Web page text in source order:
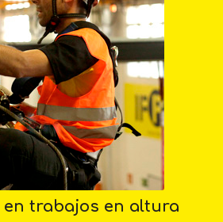
trabajos en altura